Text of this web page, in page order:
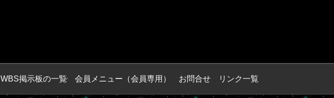
WBS掲示板の一覧 会員メニュー（会員専用） お問合せ リンク一覧